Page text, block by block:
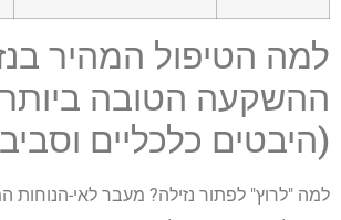
למה הטיפול המהיר
ההשקעה הטובה
(היבטים כלכליים
למה "לרוץ" לפתור נזילה? מעבר לאי-הנוחות